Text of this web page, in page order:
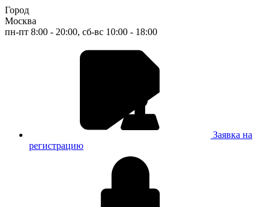
Город
Москва
пн-пт 8:00 - 20:00, сб-вс 10:00 - 18:00
Заявка на
регистрацию